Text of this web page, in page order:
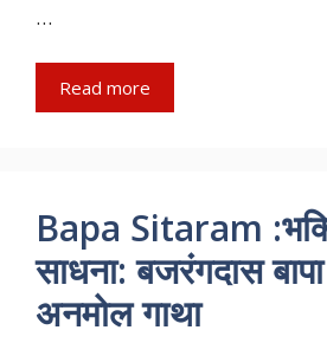
…
Read more
Bapa Sitaram
साधना: बजरंगदास
अनमोल गाथा